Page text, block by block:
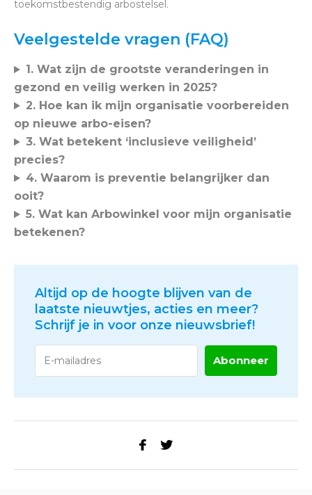
toekomstbestendig arbostelsel.
Veelgestelde vragen (FAQ)
1. Wat zijn de grootste veranderingen in
gezond en veilig werken in 2025?
2. Hoe kan ik mijn organisatie voorbereiden
op nieuwe arbo-eisen?
3. Wat betekent ‘inclusieve veiligheid’
precies?
4. Waarom is preventie belangrijker dan
ooit?
5. Wat kan Arbowinkel voor mijn organisatie
betekenen?
Altijd op de hoogte blijven van de
laatste nieuwtjes, acties en meer?
Schrijf je in voor onze nieuwsbrief!
Abonneer